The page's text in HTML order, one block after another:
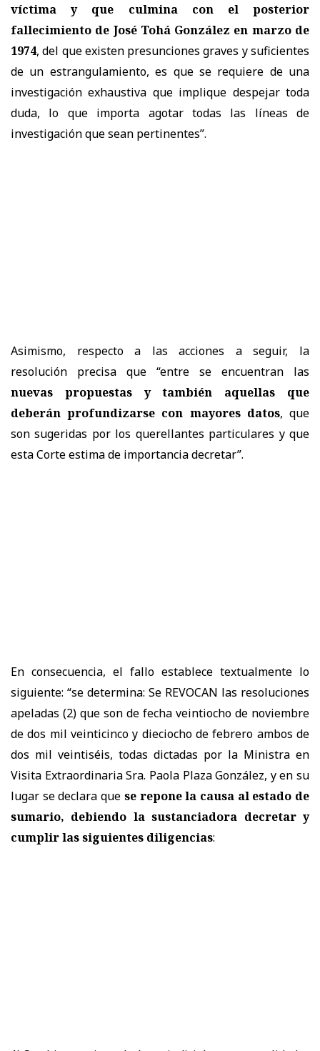
víctima y que culmina con el posterior
fallecimiento de José Tohá González en marzo de
1974, del que existen presunciones graves y suficientes
de un estrangulamiento, es que se requiere de una
investigación exhaustiva que implique despejar toda
duda, lo que importa agotar todas las líneas de
investigación que sean pertinentes”.
Asimismo, respecto a las acciones a seguir, la
resolución precisa que “entre se encuentran las
nuevas propuestas y también aquellas que
deberán profundizarse con mayores datos, que
son sugeridas por los querellantes particulares y que
esta Corte estima de importancia decretar”.
En consecuencia, el fallo establece textualmente lo
siguiente: “se determina: Se REVOCAN las resoluciones
apeladas (2) que son de fecha veintiocho de noviembre
de dos mil veinticinco y dieciocho de febrero ambos de
dos mil veintiséis, todas dictadas por la Ministra en
Visita Extraordinaria Sra. Paola Plaza González, y en su
lugar se declara que se repone la causa al estado de
sumario, debiendo la sustanciadora decretar y
cumplir las siguientes diligencias: